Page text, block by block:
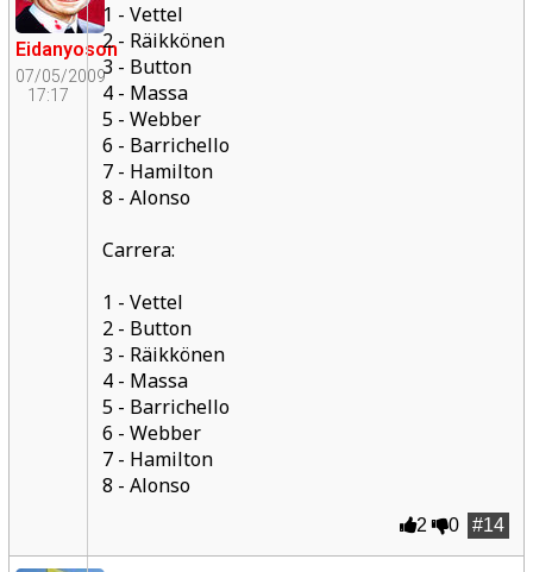
Eidanyoson
07/05/2009
17:17
1 - Vettel
2 - Räikkönen
3 - Button
4 - Massa
5 - Webber
6 - Barrichello
7 - Hamilton
8 - Alonso
Carrera:
1 - Vettel
2 - Button
3 - Räikkönen
4 - Massa
5 - Barrichello
6 - Webber
7 - Hamilton
8 - Alonso
#14
2 0